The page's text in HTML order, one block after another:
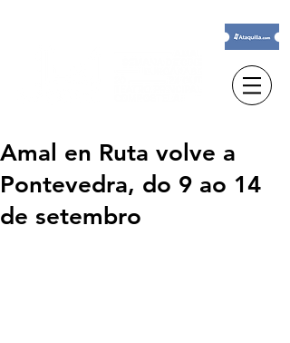
Amal en Ruta volve a
Pontevedra, do 9 ao 14
de setembro